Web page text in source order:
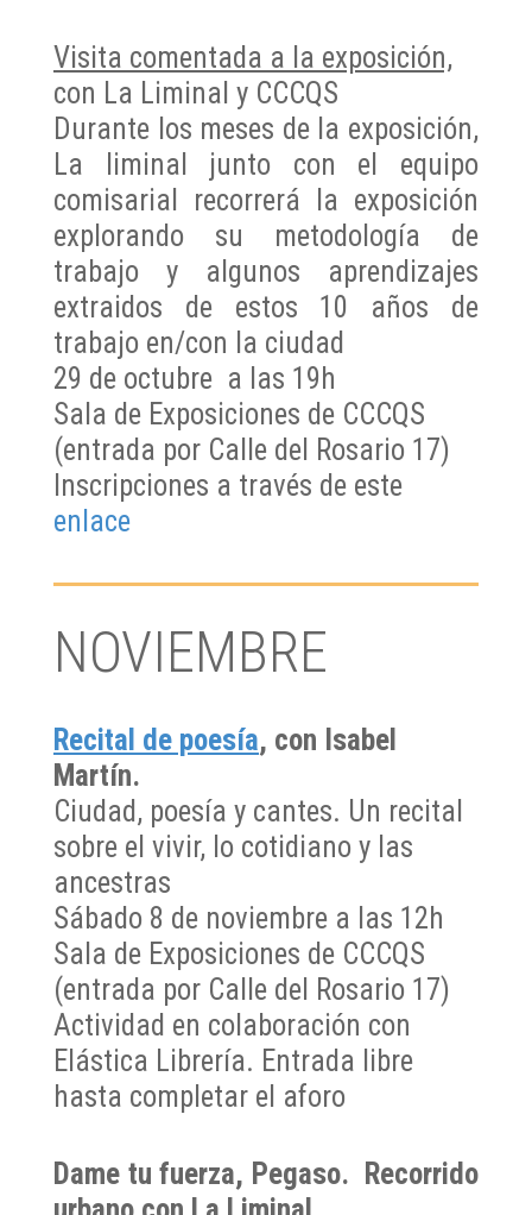
Visita comentada a la exposición,
con La Liminal y CCCQS
Durante los meses de la exposición,
La liminal junto con el equipo
comisarial recorrerá la exposición
explorando su metodología de
trabajo y algunos aprendizajes
extraidos de estos 10 años de
trabajo en/con la ciudad
29 de octubre a las 19h
Sala de Exposiciones de CCCQS
(entrada por Calle del Rosario 17)
Inscripciones a través de este
enlace
NOVIEMBRE
Recital de poesía, con Isabel
Martín.
Ciudad, poesía y cantes. Un recital
sobre el vivir, lo cotidiano y las
ancestras
Sábado 8 de noviembre a las 12h
Sala de Exposiciones de CCCQS
(entrada por Calle del Rosario 17)
Actividad en colaboración con
Elástica Librería. Entrada libre
hasta completar el aforo
Dame tu fuerza, Pegaso.
Recorrido